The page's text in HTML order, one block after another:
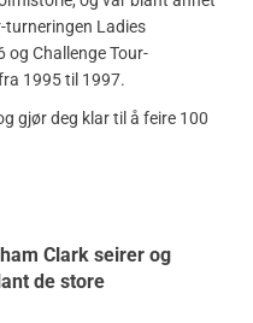
turneringen Ladies
og Challenge Tour-
1995 til 1997.
gjør deg klar til å feire 100
Clark seirer og
de store